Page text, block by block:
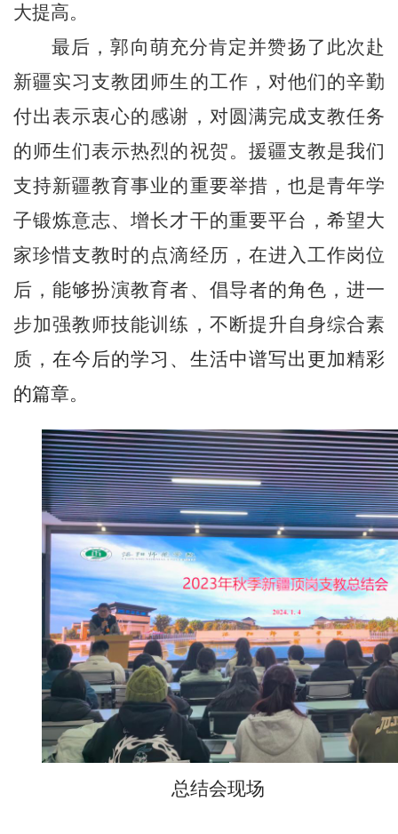
大提高。
最后，郭向萌充分肯定并赞扬了此次赴
新疆实习支教团师生的工作， 对他们的辛勤
付出表示衷心的感谢，对圆满完成支教任务
的师生们表示热烈的祝贺。 援疆支教是我们
支持新疆教育事业的重要举措，也是青年学
子锻炼意志、增长才干的重要平台，希望大
家珍惜支教时的点滴经历，在进入工作岗位
后，能够扮演教育者、倡导者的角色，进一
步加强教师技能训练，不断提升自身综合素
质，在今后的学习、生活中谱写出更加精彩
的篇章。
总结会现场